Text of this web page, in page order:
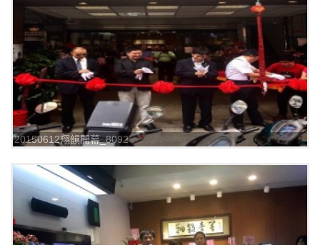
20150612翔韻開幕_8092